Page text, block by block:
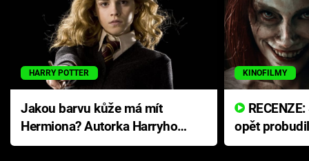
HARRY POTTER
Jakou barvu kůže má mít
Hermiona? Autorka Harryho
Pottera přišla s ráznou
KINOFILMY
opět
přichází s